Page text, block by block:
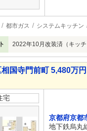
都市ガス システムキッチン
2022年10月改装済（キッ
国寺門前町 5,480万
宅
京都府京都
地下鉄烏丸